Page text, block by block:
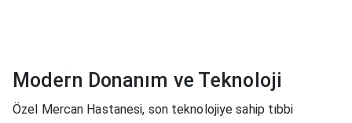
Modern Donanım ve Teknoloji
Özel Mercan Hastanesi, son teknolojiye sahip tıbbi